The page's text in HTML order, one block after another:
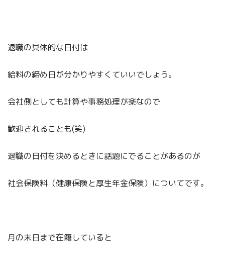
退職の具体的な日付は
給料の締め日が分かりやすくていいでしょう。
会社側としても計算や事務処理が楽なので
歓迎されることも(笑)
退職の日付を決めるときに話題にでることがあるのが
社会保険料（健康保険と厚生年金保険）についてです。
月の末日まで在籍していると